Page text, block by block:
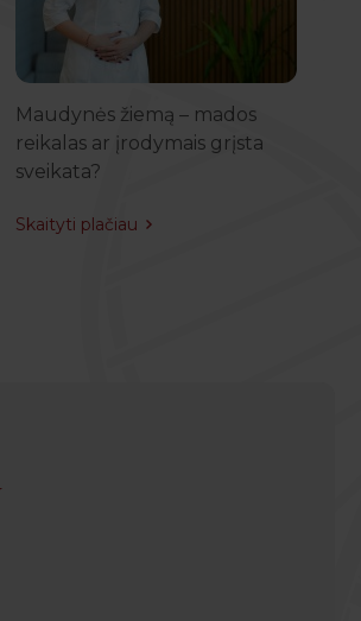
Maudynės žiemą – mados
reikalas ar įrodymais grįsta
sveikata?
Skaityti plačiau